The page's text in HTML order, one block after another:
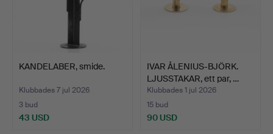
KANDELABER, smide.
Klubbades 7 jul 2026
3 bud
43 USD
IVAR ÅLENIUS-BJÖRK.
LJUSSTAKAR, ett par, …
Klubbades 1 jul 2026
15 bud
90 USD